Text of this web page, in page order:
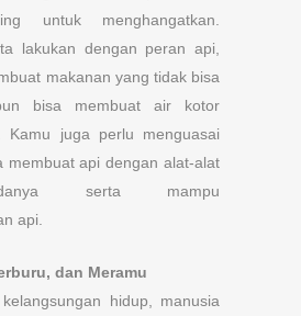
untuk menghangatkan.
lakukan dengan peran api,
makanan yang tidak bisa
bisa membuat air kotor
Kamu juga perlu menguasai
membuat api dengan alat-alat
serta mampu
api.
dan Meramu
hidup, manusia